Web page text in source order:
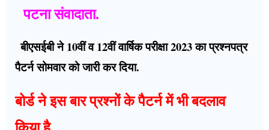
पटना संवादाता.
बीएसईबी ने 10वीं व 12वीं वार्षिक परीक्षा 2023 का प्रश्नपत्र
पैटर्न सोमवार को जारी कर दिया.
बोर्ड ने इस बार प्रश्नों के पैटर्न में भी बदलाव